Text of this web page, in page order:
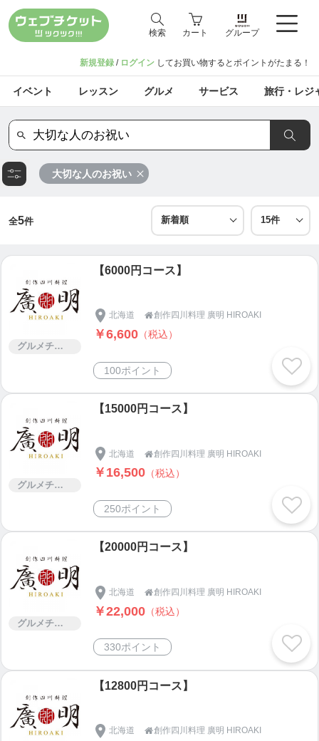
検索 カート グループ
新規登録 / ログイン してお買い物するとポイントがたまる！
イベント レッスン グルメ サービス 旅行・レジ
大切な人のお祝い
全5件
グルメチケット
【6000円コース】
北海道 創作四川料理 廣明 HIROAKI
￥6,600 （税込）
100ポイント
グルメチケット
【15000円コース】
北海道 創作四川料理 廣明 HIROAKI
￥16,500 （税込）
250ポイント
グルメチケット
【20000円コース】
北海道 創作四川料理 廣明 HIROAKI
￥22,000 （税込）
330ポイント
【12800円コース】
北海道 創作四川料理 廣明 HIROAKI